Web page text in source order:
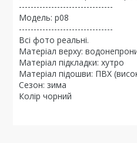
--------------------------------
Модель: р08
--------------------------------
Всі фото реальні.
Матеріал верху:
Матеріал підкладки: хутро
Матеріал підошви: ПВХ
Сезон: зима
Колір чорний